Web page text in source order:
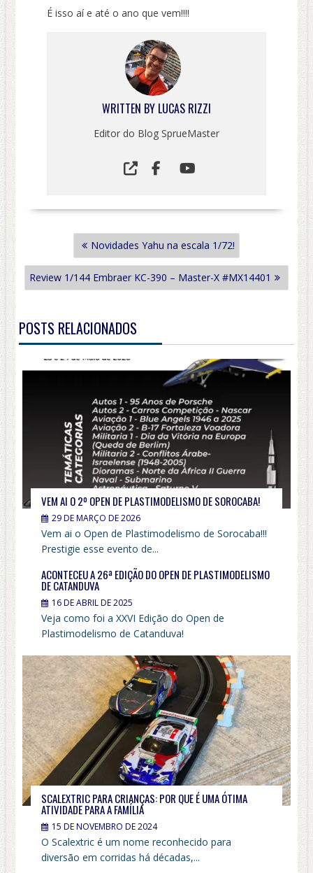
É isso aí e até o ano que vem!!!!
WRITTEN BY LUCAS RIZZI
Editor do Blog SprueMaster
NAVEGAÇÃO
POST
Novidades Yahu na escala 1/72!
Review 1/144 Embraer KC-390 – Master-X #MX14401
POSTS RELACIONADOS
VEM AI O 2º OPEN DE PLASTIMODELISMO DE SOROCABA!
29 DE MARÇO DE 2026
Vem ai o Open de Plastimodelismo de Sorocaba!!!
Prestigie esse evento de...
ACONTECEU A 26ª EDIÇÃO DO OPEN DE PLASTIMODELISMO
DE CATANDUVA
16 DE ABRIL DE 2025
Veja como foi a XXVI Edição do Open de
Plastimodelismo de Catanduva!
SCALEXTRIC PARA CRIANÇAS: POR QUE É UMA ÓTIMA
ATIVIDADE PARA A FAMÍLIA
15 DE NOVEMBRO DE 2024
O Scalextric é um nome reconhecido para
diversão em corridas há décadas,...